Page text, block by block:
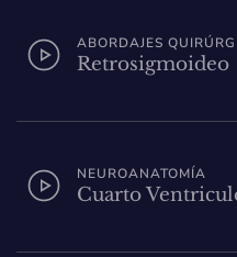
ABORDAJES
Retrosigmoideo
NEUROANATOMÍA
Cuarto